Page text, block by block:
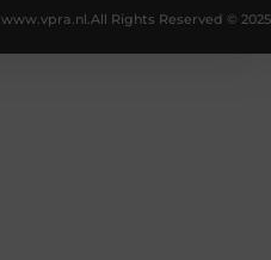
All Rights Reserved © 2025
www.vpra.nl.